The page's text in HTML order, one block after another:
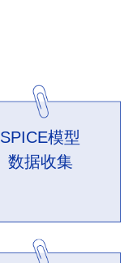
SPICE模型
数据收集